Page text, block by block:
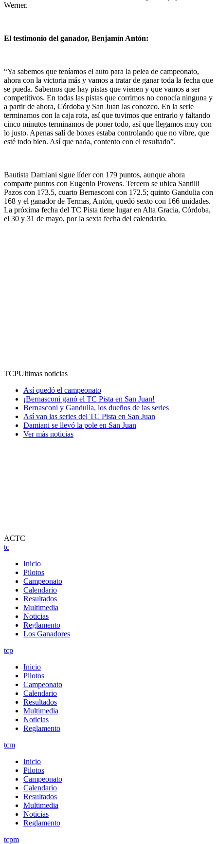
Werner.
El testimonio del ganador, Benjamín Antón:
“Ya sabemos que teníamos el auto para la pelea de campeonato,
ahora con la victoria más y vamos a tratar de ganar toda la fecha que
se pueda. Sabemos que hay pistas que vienen y que vamos a ser
competitivos. En todas las pistas que corrimos no conocía ninguna y
a partir de ahora, Córdoba y San Juan las conozco. En la serie
terminamos con la caja rota, así que tuvimos que entrarlo y faltando
cinco minutos terminamos de poner todo, así que llegamos muy con
lo justo. Apenas salí de boxes estaba controlando que no vibre, que
esté todo bien. Así que nada, contento con el resultado”.
Bautista Damiani sigue líder con 179 puntos, aunque ahora
comparte puntos con Eugenio Provens. Tercero se ubica Santilli
Pazos con 173.5, cuarto Bernasconi con 172.5; quinto Gandulia con
168 y el ganador de Termas, Antón, quedó sexto con 166 unidades.
La próxima fecha del TC Pista tiene lugar en Alta Gracia, Córdoba,
el 30 y 31 de mayo, por la sexta fecha del calendario.
TCPUltimas noticias
Así quedó el campeonato
¡Bernasconi ganó el TC Pista en San Juan!
Bernasconi y Gandulia, los dueños de las series
Así van las series del TC Pista en San Juan
Damiani se llevó la pole en San Juan
Ver más noticias
ACTC
tc
Inicio
Pilotos
Campeonato
Calendario
Resultados
Multimedia
Noticias
Reglamento
Los Ganadores
tcp
Inicio
Pilotos
Campeonato
Calendario
Resultados
Multimedia
Noticias
Reglamento
tcm
Inicio
Pilotos
Campeonato
Calendario
Resultados
Multimedia
Noticias
Reglamento
tcpm